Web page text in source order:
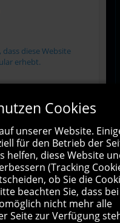
diese Website
erhebt.
Cookies
unserer Website.
für den Betrieb der
helfen, diese Website
(Tracking
ob Sie die
beachten Sie, dass
nicht mehr alle
Seite zur Verfügung